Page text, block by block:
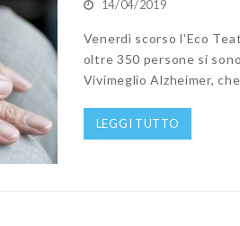
14/04/2019
Venerdì scorso l'Eco
oltre 350 persone si
Vivimeglio Alzheimer,
LEGGI TUTTO